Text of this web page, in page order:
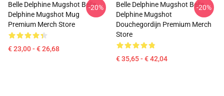
Belle Delphine Mugshot Belle
Delphine Mugshot Mug
Premium Merch Store
€ 23,00 - € 26,68
-20%
Belle Delphine Mugshot Belle
Delphine Mugshot
Douchegordijn Premium Merch
Store
€ 35,65 - € 42,04
-20%